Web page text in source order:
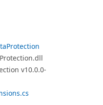
v10.0.0-